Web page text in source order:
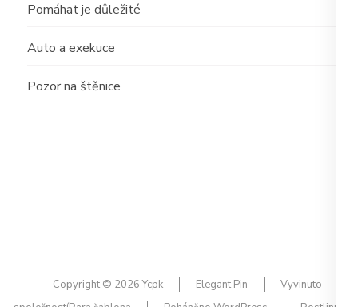
Pomáhat je důležité
Auto a exekuce
Pozor na štěnice
Copyright © 2026Ycpk Elegant Pin
Vyvinuto